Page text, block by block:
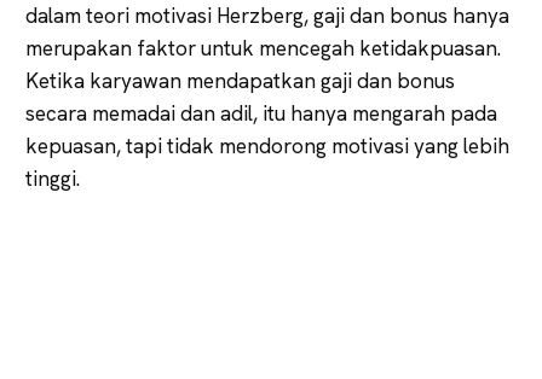
dalam teori motivasi Herzberg, gaji dan bonus hanya
merupakan faktor untuk mencegah ketidakpuasan.
Ketika karyawan mendapatkan gaji dan bonus
secara memadai dan adil, itu hanya mengarah pada
kepuasan, tapi tidak mendorong motivasi yang lebih
tinggi.